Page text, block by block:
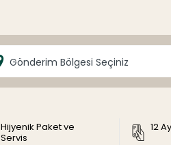
Gönderim Bölgesi Seçiniz
Hijyenik Paket ve
Servis
12